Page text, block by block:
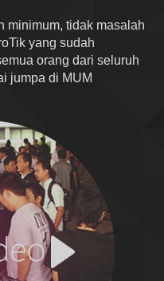
minimum, tidak masalah
yang sudah
orang dari seluruh
jumpa di MUM